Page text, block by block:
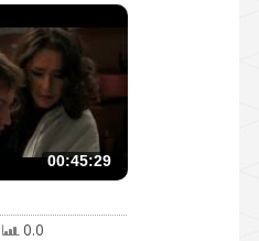
00:45:29
0.0